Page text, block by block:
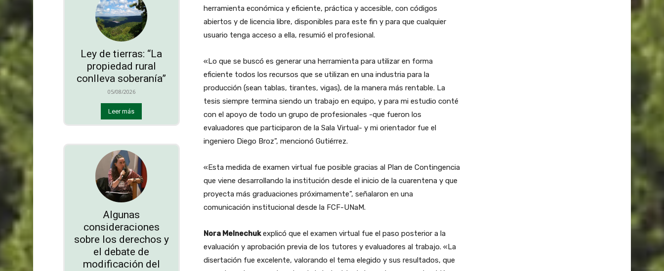
Ley de tierras: “La
propiedad rural
conlleva soberanía”
05/08/2026
Leer más
Algunas
consideraciones
sobre los derechos y
el debate de
modificación del
herramienta económica y eficiente, práctica y accesible, con códigos
abiertos y de licencia libre, disponibles para este fin y para que cualquier
usuario tenga acceso a ella, resumió el profesional.
«Lo que se buscó es generar una herramienta para utilizar en forma
eficiente todos los recursos que se utilizan en una industria para la
producción (sean tablas, tirantes, vigas), de la manera más rentable. La
tesis siempre termina siendo un trabajo en equipo, y para mi estudio conté
con el apoyo de todo un grupo de profesionales -que fueron los
evaluadores que participaron de la Sala Virtual- y mi orientador fue el
ingeniero Diego Broz”, mencionó Gutiérrez.
«Esta medida de examen virtual fue posible gracias al Plan de Contingencia
que viene desarrollando la institución desde el inicio de la cuarentena y que
proyecta más graduaciones próximamente”, señalaron en una
comunicación institucional desde la FCF-UNaM.
Nora Melnechukexplicó que el examen virtual fue el paso posterior a la
evaluación y aprobación previa de los tutores y evaluadores al trabajo. «La
disertación fue excelente, valorando el tema elegido y sus resultados, que